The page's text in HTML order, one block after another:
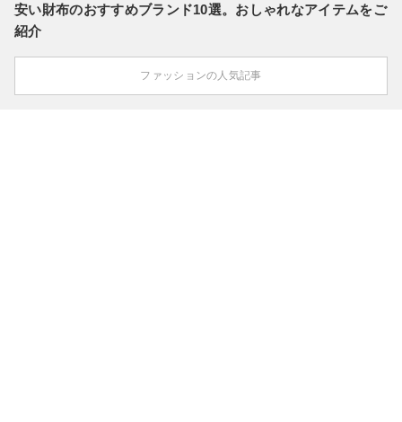
安い財布のおすすめブランド10選。おしゃれなアイテムをご
紹介
ファッションの人気記事